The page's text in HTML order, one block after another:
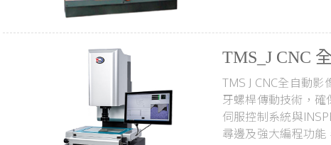
TMS_J CNC
TMS J CNC全自動
牙螺桿傳動技術，
伺服控制系統與
尋邊及強大編程功